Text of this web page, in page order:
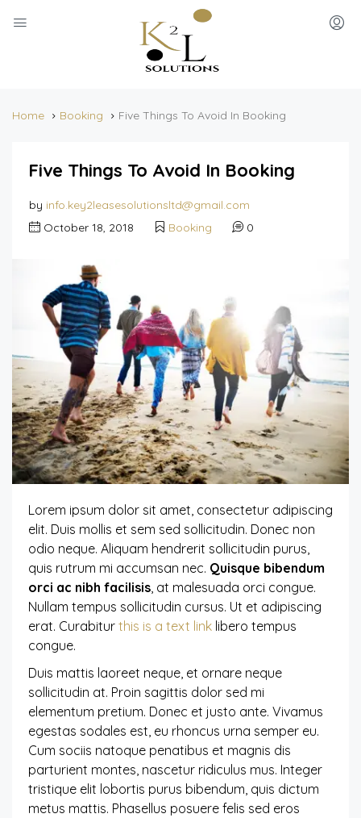
Home Booking Five Things To Avoid In Booking
Five Things To Avoid In Booking
by info.key2leasesolutionsltd@gmail.com
October 18, 2018
Booking 0
Lorem ipsum dolor sit amet, consectetur adipiscing
elit. Duis mollis et sem sed sollicitudin. Donec non
odio neque. Aliquam hendrerit sollicitudin purus,
quis rutrum mi accumsan nec. Quisque bibendum
orci ac nibh facilisis, at malesuada orci congue.
Nullam tempus sollicitudin cursus. Ut et adipiscing
erat. Curabitur this is a text link libero tempus
congue.
Duis mattis laoreet neque, et ornare neque
sollicitudin at. Proin sagittis dolor sed mi
elementum pretium. Donec et justo ante. Vivamus
egestas sodales est, eu rhoncus urna semper eu.
Cum sociis natoque penatibus et magnis dis
parturient montes, nascetur ridiculus mus. Integer
tristique elit lobortis purus bibendum, quis dictum
metus mattis. Phasellus posuere felis sed eros